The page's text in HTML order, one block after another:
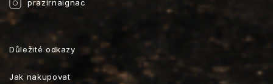
prazirnaignac
Důležité odkazy
Jak nakupovat